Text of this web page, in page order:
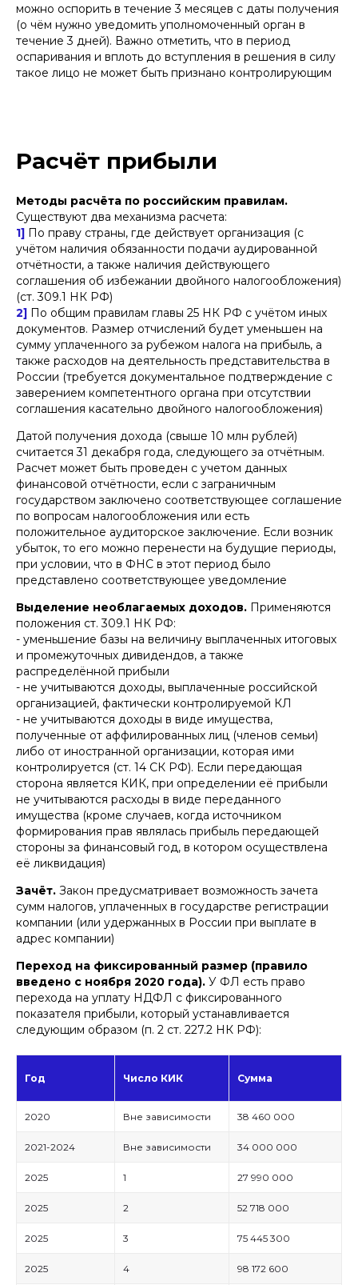
можно оспорить в течение 3 месяцев с даты получения
(о чём нужно уведомить уполномоченный орган в
течение 3 дней). Важно отметить, что в период
оспаривания и вплоть до вступления в решения в силу
такое лицо не может быть признано контролирующим
Расчёт прибыли
Методы расчёта по российским правилам.
Существуют два механизма расчета:
1] По праву страны, где действует организация (с
учётом наличия обязанности подачи аудированной
отчётности, а также наличия действующего
соглашения об избежании двойного налогообложения)
(ст. 309.1 НК РФ)
2] По общим правилам главы 25 НК РФ с учётом иных
документов. Размер отчислений будет уменьшен на
сумму уплаченного за рубежом налога на прибыль, а
также расходов на деятельность представительства в
России (требуется документальное подтверждение с
заверением компетентного органа при отсутствии
соглашения касательно двойного налогообложения)
Датой получения дохода (свыше 10 млн рублей)
считается 31 декабря года, следующего за отчётным.
Расчет может быть проведен с учетом данных
финансовой отчётности, если с заграничным
государством заключено соответствующее соглашение
по вопросам налогообложения или есть
положительное аудиторское заключение. Если возник
убыток, то его можно перенести на будущие периоды,
при условии, что в ФНС в этот период было
представлено соответствующее уведомление
Выделение необлагаемых доходов. Применяются
положения ст. 309.1 НК РФ:
- уменьшение базы на величину выплаченных итоговых
и промежуточных дивидендов, а также
распределённой прибыли
- не учитываются доходы, выплаченные российской
организацией, фактически контролируемой КЛ
- не учитываются доходы в виде имущества,
полученные от аффилированных лиц (членов семьи)
либо от иностранной организации, которая ими
контролируется (ст. 14 СК РФ). Если передающая
сторона является КИК, при определении её прибыли
не учитываются расходы в виде переданного
имущества (кроме случаев, когда источником
формирования прав являлась прибыль передающей
стороны за финансовый год, в котором осуществлена
её ликвидация)
Зачёт. Закон предусматривает возможность зачета
сумм налогов, уплаченных в государстве регистрации
компании (или удержанных в России при выплате в
адрес компании)
Переход на фиксированный размер (правило
введено с ноября 2020 года). У ФЛ есть право
перехода на уплату НДФЛ с фиксированного
показателя прибыли, который устанавливается
следующим образом (п. 2 ст. 227.2 НК РФ):
Год Число КИК Сумма
2020 Вне зависимости 38 460 000
2021-2024 Вне зависимости 34 000 000
2025 1 27 990 000
2025 2 52 718 000
2025 3 75 445 300
2025 4 98 172 600
БЕРЕСТЕНЬ ДМИТРИЙ
СЕРГЕЕВИЧ
+7
Отправить
старший юрист и руководитель блока
рекомендованный юристПраво-300
Нажимая кнопку «Отправить», вы даете согласие
обработку персональных данных в соответствии с
политикой
обработки персональных данных